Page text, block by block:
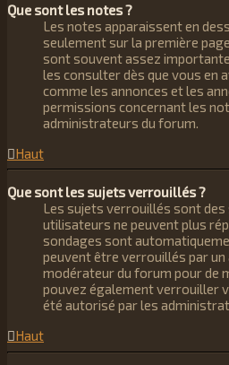
Que sont les notes ?
Les notes apparaissent en
seulement sur la première
sont souvent assez
les consulter dès que vous en
comme les annonces et les
permissions concernant les
administrateurs du forum.
Haut
Que sont les sujets verrouillés ?
Les sujets verrouillés sont
utilisateurs ne peuvent plus
sondages sont
peuvent être verrouillés par
modérateur du forum pour de
pouvez également verrouiller
été autorisé par les
Haut